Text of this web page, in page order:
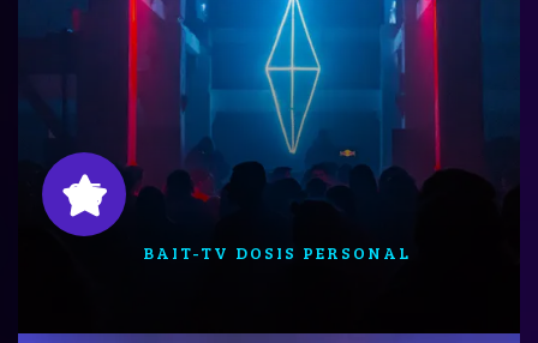
05
BAIT-TV DOSIS PERSONAL